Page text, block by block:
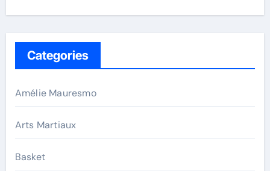
Categories
Amélie Mauresmo
Arts Martiaux
Basket